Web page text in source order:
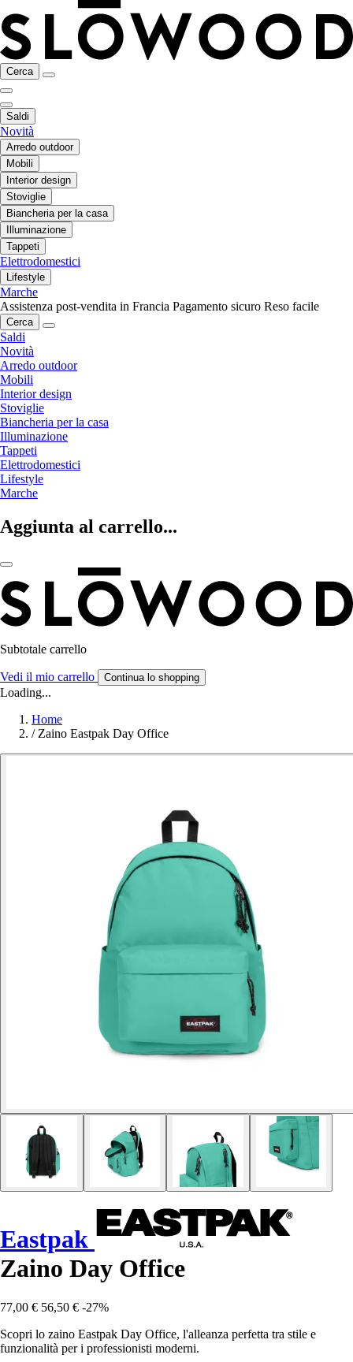
Cerca
Saldi
Novità
Arredo outdoor
Mobili
Interior design
Stoviglie
Biancheria per la casa
Illuminazione
Tappeti
Elettrodomestici
Lifestyle
Marche
Assistenza post-vendita in Francia Pagamento sicuro Reso facile
Cerca
Saldi
Novità
Arredo outdoor
Mobili
Interior design
Stoviglie
Biancheria per la casa
Illuminazione
Tappeti
Elettrodomestici
Lifestyle
Marche
Aggiunta al carrello...
Subtotale carrello
Vedi il mio carrello Continua lo shopping
Loading...
Home
/ Zaino Eastpak Day Office
Eastpak
Zaino Day Office
77,00 € 56,50 € -27%
Scopri lo zaino Eastpak Day Office, l'alleanza perfetta tra stile e
funzionalità per i professionisti moderni.